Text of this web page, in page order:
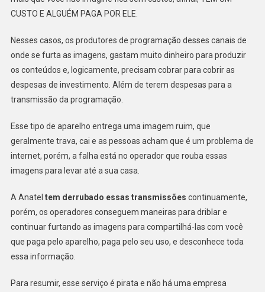
CUSTO E ALGUÉM PAGA POR ELE.
Nesses casos, os produtores de programação desses canais de
onde se furta as imagens, gastam muito dinheiro para produzir
os conteúdos e, logicamente, precisam cobrar para cobrir as
despesas de investimento. Além de terem despesas para a
transmissão da programação.
Esse tipo de aparelho entrega uma imagem ruim, que
geralmente trava, cai e as pessoas acham que é um problema de
internet, porém, a falha está no operador que rouba essas
imagens para levar até a sua casa.
A Anatel tem derrubado essas transmissões continuamente,
porém, os operadores conseguem maneiras para driblar e
continuar furtando as imagens para compartilhá-las com você
que paga pelo aparelho, paga pelo seu uso, e desconhece toda
essa informação.
Para resumir, esse serviço é pirata e não há uma empresa